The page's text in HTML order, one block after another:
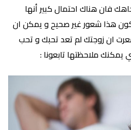
فان هناك احتمال كبير أنها
هذا شعور غير صحيح و يمكن ان
ان زوجتك لم تعد تحبك و تحب
يمكنك ملاحظتها تابعونا :